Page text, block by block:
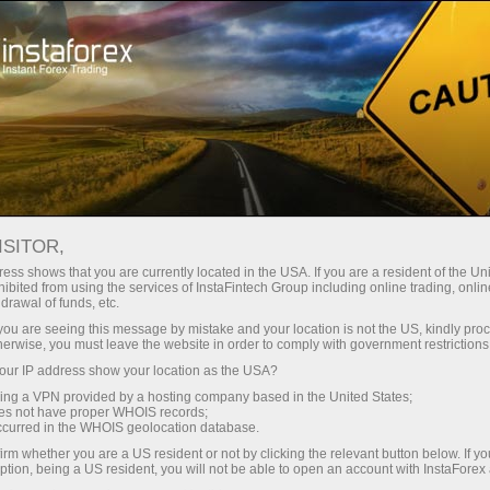
Treyderlar uchun Форекс аналитика Fotoyangiliklar
11:52 2025-03-03
ПЯТЬ СТАРЕЙШИХ МЕЧЕТЕЙ
МИРА
shows that you are currently located in the USA. If you are a resident of the
from using the services of InstaFintech Group including online trading,
of funds, etc.
are seeing this message by mistake and your location is not the US, kindly
you must leave the website in order to comply with government
IP address show your location as the USA?
a VPN provided by a hosting company based in the United States;
not have proper WHOIS records;
in the WHOIS geolocation database.
whether you are a US resident or not by clicking the relevant button below. If
being a US resident, you will not be able to open an account with InstaForex